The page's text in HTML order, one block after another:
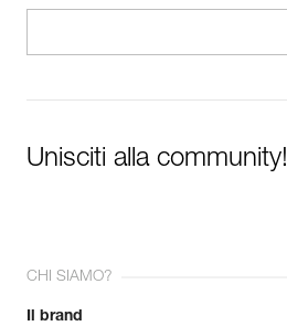
Unisciti alla community!
CHI SIAMO?
Il brand